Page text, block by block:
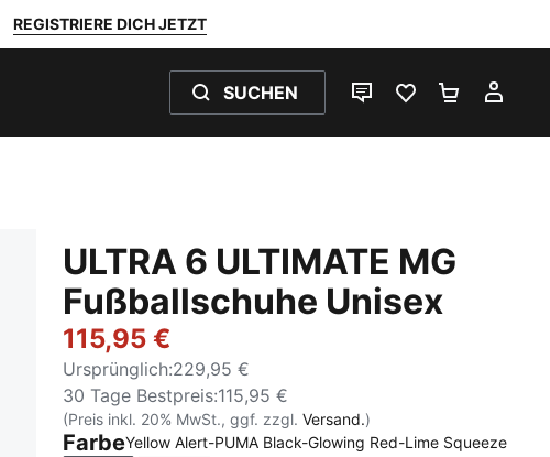
REGISTRIERE DICH JETZT
SUCHEN
LIVE-CHATFAVORITEN 0
ULTRA 6 ULTIMATE MG
Fußballschuhe Unisex
115,95 €
Ursprünglich:229,95 €
30 Tage Bestpreis:115,95 €
(Preis inkl. 20% MwSt., ggf. zzgl.Versand.)
FarbeYellow Alert-PUMA Black-Glowing Red-Lime Squeeze